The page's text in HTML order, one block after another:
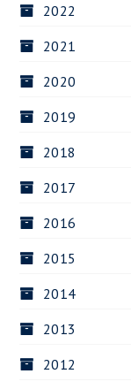
2022
2021
2020
2019
2018
2017
2016
2015
2014
2013
2012